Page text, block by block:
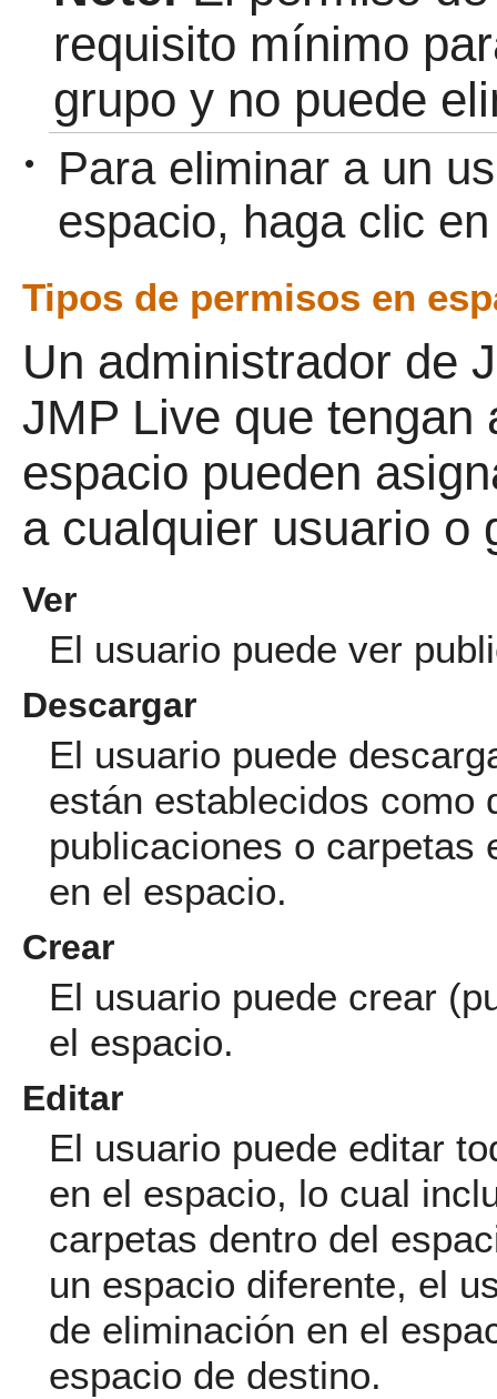
requisito mínimo
grupo y no puede
•
Para eliminar a un
espacio, haga clic
Tipos de permisos en
Un administrador de
JMP Live que tengan
espacio pueden
a cualquier usuario o
Ver
El usuario puede ver
Descargar
El usuario puede
están establecidos como
publicaciones o carpetas
en el espacio.
Crear
El usuario puede crear
el espacio.
Editar
El usuario puede editar
en el espacio, lo cual
carpetas dentro del
un espacio diferente, el
de eliminación en el
espacio de destino.